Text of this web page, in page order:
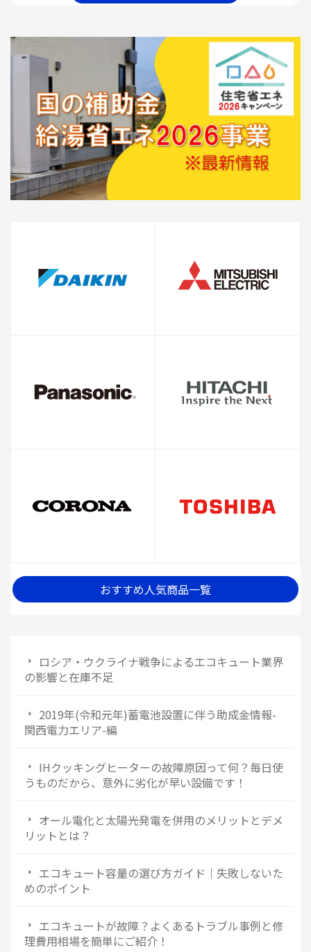
おすすめ人気商品一覧
ロシア・ウクライナ戦争によるエコキュート業界
の影響と在庫不足
2019年(令和元年)蓄電池設置に伴う助成金情報-
関西電力エリア-編
IHクッキングヒーターの故障原因って何？毎日使
うものだから、意外に劣化が早い設備です！
オール電化と太陽光発電を併用のメリットとデメ
リットとは？
エコキュート容量の選び方ガイド｜失敗しないた
めのポイント
エコキュートが故障？よくあるトラブル事例と修
理費用相場を簡単にご紹介！